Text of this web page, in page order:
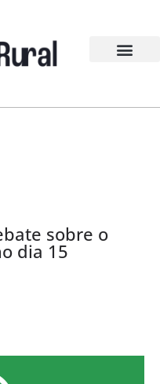
sobre o
dia 15